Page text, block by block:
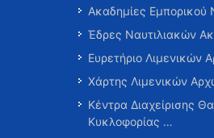
Ακαδημίες Εμπορικού
Έδρες Ναυτιλιακών
Ευρετήριο Λιμενικών
Χάρτης Λιμενικών
Κέντρα Διαχείρισης
Κυκλοφορίας …